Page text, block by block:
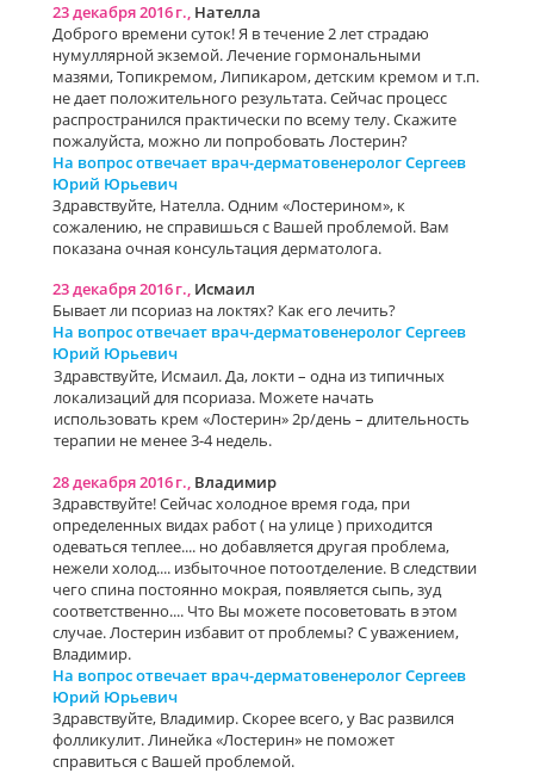
23 декабря 2016 г., Нателла
Доброго времени суток! Я в течение 2 лет страдаю
нумуллярной экземой. Лечение гормональными
мазями, Топикремом, Липикаром, детским кремом и т.п.
не дает положительного результата. Сейчас процесс
распространился практически по всему телу. Скажите
пожалуйста, можно ли попробовать Лостерин?
На вопрос отвечает врач-дерматовенеролог Сергеев
Юрий Юрьевич
Здравствуйте, Нателла. Одним «Лостерином», к
сожалению, не справишься с Вашей проблемой. Вам
показана очная консультация дерматолога.
23 декабря 2016 г., Исмаил
Бывает ли псориаз на локтях? Как его лечить?
На вопрос отвечает врач-дерматовенеролог Сергеев
Юрий Юрьевич
Здравствуйте, Исмаил. Да, локти – одна из типичных
локализаций для псориаза. Можете начать
использовать крем «Лостерин» 2р/день – длительность
терапии не менее 3-4 недель.
28 декабря 2016 г., Владимир
Здравствуйте! Сейчас холодное время года, при
определенных видах работ ( на улице ) приходится
одеваться теплее.... но добавляется другая проблема,
нежели холод.... избыточное потоотделение. В следствии
чего спина постоянно мокрая, появляется сыпь, зуд
соответственно.... Что Вы можете посоветовать в этом
случае. Лостерин избавит от проблемы? С уважением,
Владимир.
На вопрос отвечает врач-дерматовенеролог Сергеев
Юрий Юрьевич
Здравствуйте, Владимир. Скорее всего, у Вас развился
фолликулит. Линейка «Лостерин» не поможет
справиться с Вашей проблемой.